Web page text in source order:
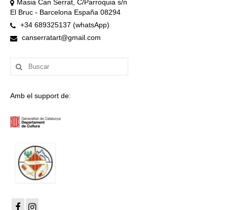
Masia Can Serrat, C/Parroquia s/n
El Bruc - Barcelona España 08294
+34 689325137 (whatsApp)
canserratart@gmail.com
Buscar
por:
Amb el support de: